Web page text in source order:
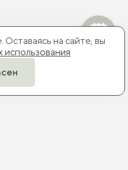
на сайте, вы
использования